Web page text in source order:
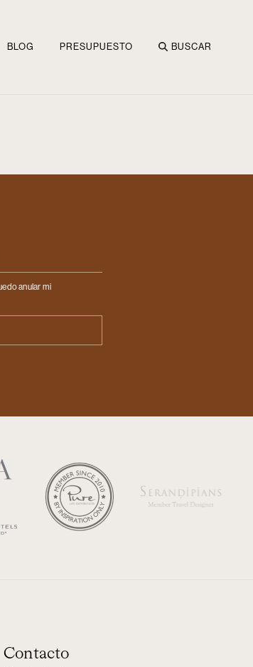
BLOG PRESUPUESTO BUSCAR
anular mi
Contacto